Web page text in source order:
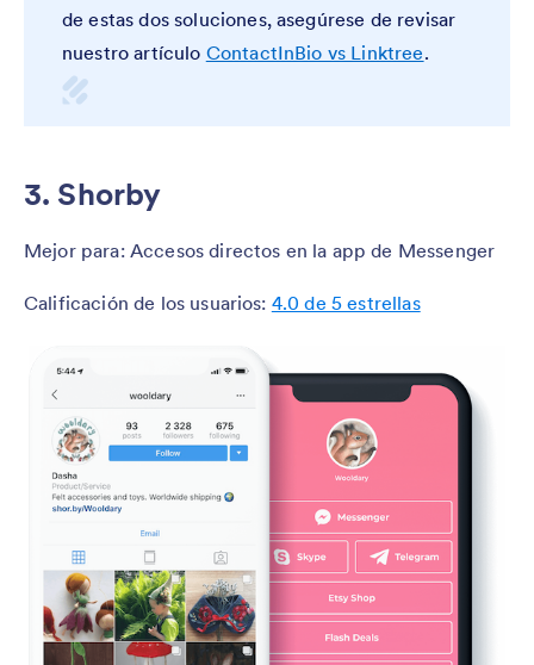
de estas dos soluciones, asegúrese de revisar
nuestro artículo ContactInBio vs Linktree.
3. Shorby
Mejor para: Accesos directos en la app de Messenger
Calificación de los usuarios: 4.0 de 5 estrellas